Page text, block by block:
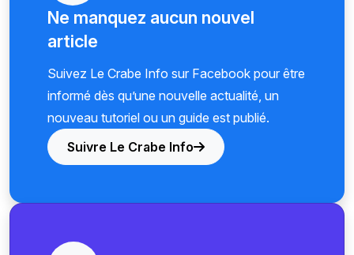
Ne manquez aucun nouvel
article
Suivez Le Crabe Info sur Facebook pour être
informé dès qu’une nouvelle actualité, un
nouveau tutoriel ou un guide est publié.
Suivre Le Crabe Info